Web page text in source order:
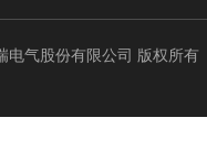
电气股份有限公司 版权所